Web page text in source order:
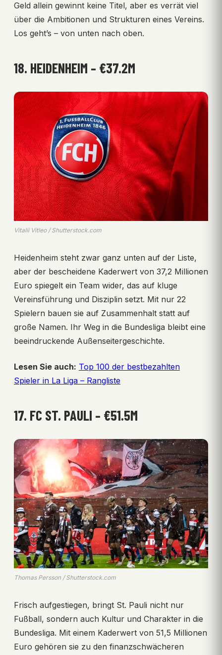
Geld allein gewinnt keine Titel, aber es verrät viel
über die Ambitionen und Strukturen eines Vereins.
Los geht’s – von unten nach oben.
18. HEIDENHEIM – €37.2M
Vitalii Vitleo / Shutterstock.com
Heidenheim steht zwar ganz unten auf der Liste,
aber der bescheidene Kaderwert von 37,2 Millionen
Euro spiegelt ein Team wider, das auf kluge
Vereinsführung und Disziplin setzt. Mit nur 22
Spielern bauen sie auf Zusammenhalt statt auf
große Namen. Ihr Weg in die Bundesliga bleibt eine
beeindruckende Außenseitergeschichte.
Lesen Sie auch: Top 100 der bestbezahlten
Spieler in La Liga – Rangliste
17. FC ST. PAULI – €51.5M
Thomas Persson / Shutterstock.com
Frisch aufgestiegen, bringt St. Pauli nicht nur
Fußball, sondern auch Kultur und Charakter in die
Bundesliga. Mit einem Kaderwert von 51,5 Millionen
Euro gehören sie zu den finanzschwächeren